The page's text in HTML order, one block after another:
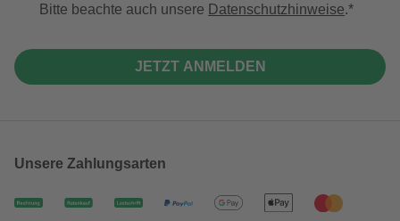
Bitte beachte auch unsere Datenschutzhinweise.
JETZT ANMELDEN
Unsere Zahlungsarten